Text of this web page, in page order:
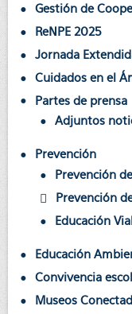
Gestión de
ReNPE 2025
Jornada
Cuidados en el
Partes de prensa
Adjuntos
Prevención
Prevención
Prevención
Educación
Educación
Convivencia
Museos